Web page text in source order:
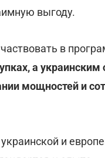
выгоду.
в
а
мощностей и
и